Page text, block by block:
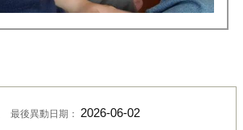
最後異動日期： 2026-06-02